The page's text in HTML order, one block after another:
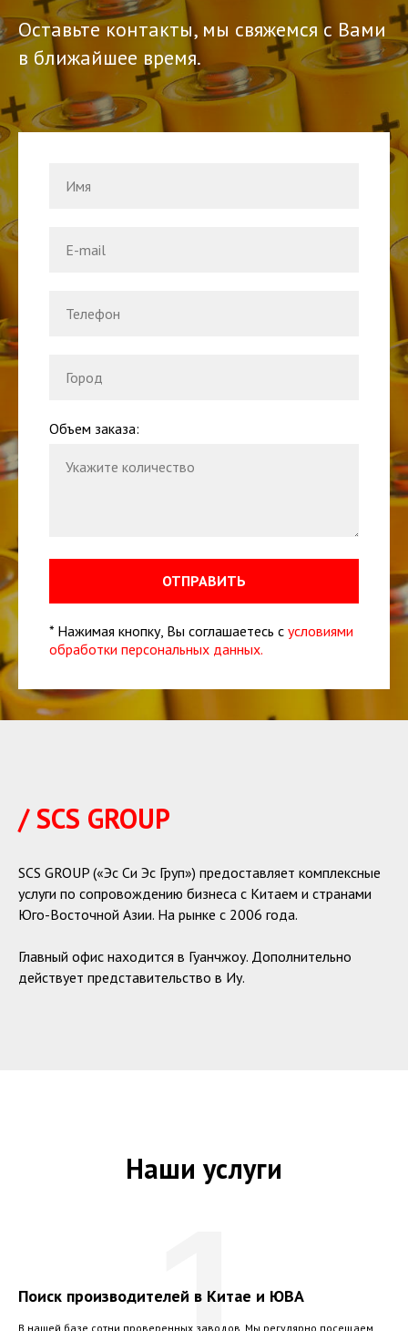
Оставьте контакты, мы свяжемся с Вами
в ближайшее время.
Объем заказа:
ОТПРАВИТЬ
* Нажимая кнопку, Вы соглашаетесь с условиями
обработки персональных данных.
/ SCS GROUP
SCS GROUP («Эс Си Эс Груп») предоставляет комплексные
услуги по сопровождению бизнеса с Китаем и странами
Юго-Восточной Азии. На рынке с 2006 года.
Главный офис находится в Гуанчжоу. Дополнительно
действует представительство в Иу.
Наши услуги
Поиск производителей в Китае и ЮВА
В нашей базе сотни проверенных заводов. Мы регулярно посещаем